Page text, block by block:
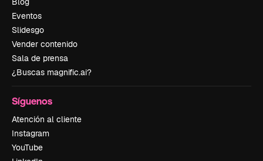
Eventos
Slidesgo
Vender contenido
Sala de prensa
¿Buscas magnific.ai?
Síguenos
Atención al cliente
Instagram
YouTube